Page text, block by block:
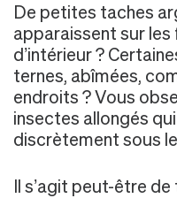
De petites taches
apparaissent sur
d’intérieur ?
ternes, abîmées,
endroits ? Vous
insectes allongés
discrètement sous
Il s’agit peut-être de